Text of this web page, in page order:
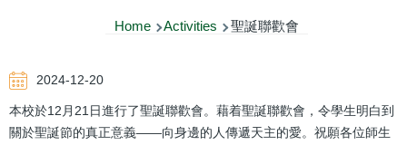
Breadcrumb
Home Activities 聖誕聯歡會
2024-12-20
本校於12月21日進行了聖誕聯歡會。藉着聖誕聯歡會，令學生明白到
關於聖誕節的真正意義——向身邊的人傳遞天主的愛。祝願各位師生